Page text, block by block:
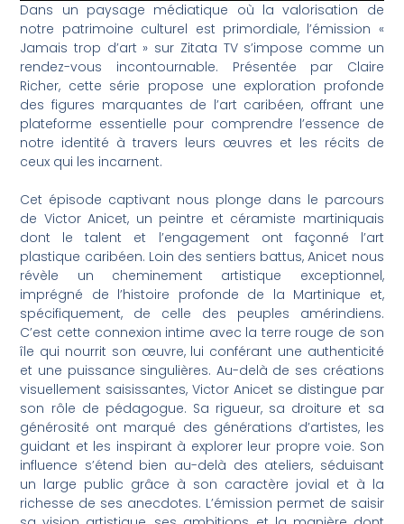
Dans un paysage médiatique où la valorisation de
notre patrimoine culturel est primordiale, l’émission «
Jamais trop d’art » sur Zitata TV s’impose comme un
rendez-vous incontournable. Présentée par Claire
Richer, cette série propose une exploration profonde
des figures marquantes de l’art caribéen, offrant une
plateforme essentielle pour comprendre l’essence de
notre identité à travers leurs œuvres et les récits de
ceux qui les incarnent.
Cet épisode captivant nous plonge dans le parcours
de Victor Anicet, un peintre et céramiste martiniquais
dont le talent et l’engagement ont façonné l’art
plastique caribéen. Loin des sentiers battus, Anicet nous
révèle un cheminement artistique exceptionnel,
imprégné de l’histoire profonde de la Martinique et,
spécifiquement, de celle des peuples amérindiens.
C’est cette connexion intime avec la terre rouge de son
île qui nourrit son œuvre, lui conférant une authenticité
et une puissance singulières. Au-delà de ses créations
visuellement saisissantes, Victor Anicet se distingue par
son rôle de pédagogue. Sa rigueur, sa droiture et sa
générosité ont marqué des générations d’artistes, les
guidant et les inspirant à explorer leur propre voie. Son
influence s’étend bien au-delà des ateliers, séduisant
un large public grâce à son caractère jovial et à la
richesse de ses anecdotes. L’émission permet de saisir